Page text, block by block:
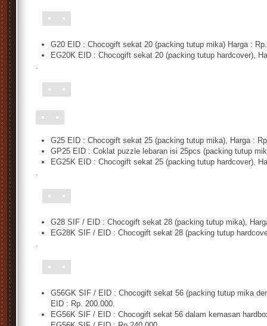
G20 EID : Chocogift sekat 20 (packing tutup mika) Harga :
EG20K EID : Chocogift sekat 20 (packing tutup hardcover),
.
G25 EID : Chocogift sekat 25 (packing tutup mika), Harga :
GP25 EID : Coklat puzzle lebaran isi 25pcs (packing tutup
EG25K EID : Chocogift sekat 25 (packing tutup hardcover),
.
G28 SIF / EID : Chocogift sekat 28 (packing tutup mika),
EG28K SIF / EID : Chocogift sekat 28 (packing tutup
.
G56GK SIF / EID : Chocogift sekat 56 (packing tutup mika
EID : Rp. 200.000.
EG56K SIF / EID : Chocogift sekat 56 dalam kemasan